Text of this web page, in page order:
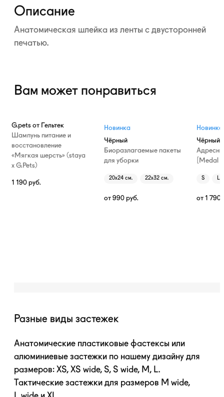
Описание
Анатомическая шлейка из ленты с двусторонней
печатью.
Вам может понравиться
G.pets от Гельтек
Шампунь питание и
восстановление
«Мягкая шерсть» (staya
х G.Pets)
1 190 руб.
Новинка
Чёрный
Биоразлагаемые пакеты
для уборки
20х24 см. 22х32 см.
от 990 руб.
Новинка
Чёрный
[Medal
S L
от 1 790
Разные виды застежек
Анатомические пластиковые фастексы или
алюминиевые застежки по нашему дизайну для
размеров: XS, XS wide, S, S wide, M, L.
Тактические застежки для размеров M wide,